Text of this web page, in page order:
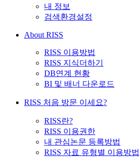
내 정보
검색환경설정
About RISS
RISS 이용방법
RISS 지식더하기
DB연계 현황
BI 및 배너 다운로드
RISS 처음 방문 이세요?
RISS란?
RISS 이용권한
내 관심논문 등록방법
RISS 자료 유형별 이용방법